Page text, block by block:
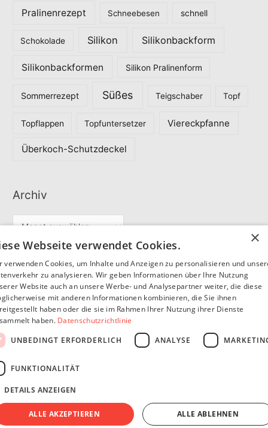
Pralinenrezept Schneebesen schnell
Schokolade Silikon Silikonbackform
Silikonbackformen Silikon Pralinenform
Sommerrezept Süßes Teigschaber Topf
Topflappen Topfuntersetzer Viereckpfanne
Überkoch-Schutzdeckel
Archiv
i
v
Partner
SommerSEO
Copyright © 2026
Impressum Datenschutzerklärung
×
Webseite verwendet Cookies.
verwenden Cookies, um Inhalte und Anzeigen zu personalisieren und
zu analysieren. Wir geben Informationen über Ihre Nutzung
Website auch an unsere Werbe- und Analysepartner weiter, die diese
mit anderen Informationen kombinieren, die Sie ihnen
haben oder die sie im Rahmen Ihrer Nutzung ihrer Dienste
haben. Datenschutzrichtlinie
UNBEDINGT ERFORDERLICH
ANALYSE
FUNKTIONALITÄT
DETAILS ANZEIGEN
ALLE AKZEPTIEREN ALLE ABLEHNEN